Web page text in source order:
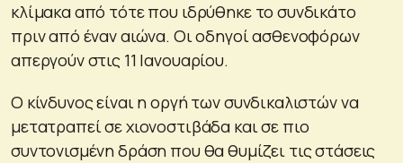
κλίμακα από τότε που ιδρύθηκε το συνδικάτο
πριν από έναν αιώνα. Οι οδηγοί ασθενοφόρων
απεργούν στις 11 Ιανουαρίου.
Ο κίνδυνος είναι η οργή των συνδικαλιστών να
μετατραπεί σε χιονοστιβάδα και σε πιο
συντονισμένη δράση που θα θυμίζει τις στάσεις